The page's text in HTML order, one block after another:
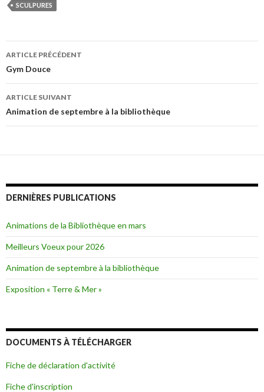
SCULPURES
Navigation
des
articles
ARTICLE PRÉCÉDENT
Gym Douce
ARTICLE SUIVANT
Animation de septembre à la bibliothèque
DERNIÈRES PUBLICATIONS
Animations de la Bibliothèque en mars
Meilleurs Voeux pour 2026
Animation de septembre à la bibliothèque
Exposition « Terre & Mer »
DOCUMENTS À TÉLÉCHARGER
Fiche de déclaration d'activité
Fiche d'inscription